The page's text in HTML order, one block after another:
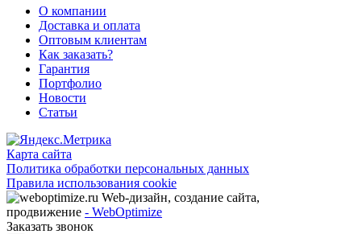
О компании
Доставка и оплата
Оптовым клиентам
Как заказать?
Гарантия
Портфолио
Новости
Статьи
Карта сайта
Политика обработки персональных данных
Правила использования cookie
Web-дизайн, создание сайта,
продвижение - WebOptimize
Заказать звонок